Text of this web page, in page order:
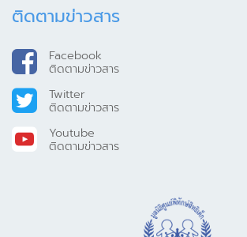
ติดตามข่าวสาร
Facebook
ติดตามข่าวสาร
Twitter
ติดตามข่าวสาร
Youtube
ติดตามข่าวสาร